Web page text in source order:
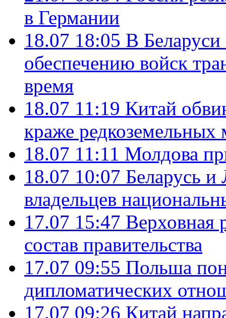
в Германии
18.07 18:05 В
обеспечению войск
время
18.07 11:19 Китай
краже редкоземельных
18.07 11:11 Молдова
18.07 10:07 Беларусь
владельцев
17.07 15:47 Верховная
состав правительства
17.07 09:55 Польша
дипломатических
17.07 09:26 Китай